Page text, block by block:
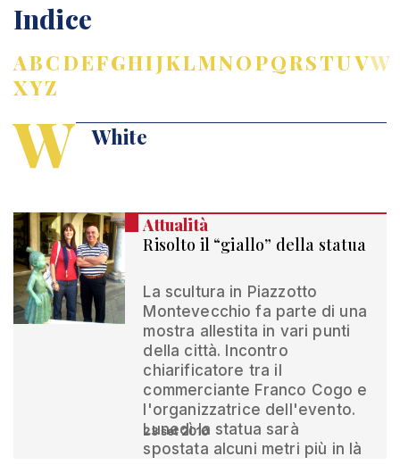
Indice
ABCDEFGHIJKLMNOPQRSTUVW
XYZ
W White
Attualità
Risolto il “giallo” della statua
La scultura in Piazzotto
Montevecchio fa parte di una
mostra allestita in vari punti
della città. Incontro
chiarificatore tra il
commerciante Franco Cogo e
l'organizzatrice dell'evento.
Lunedì la statua sarà
spostata alcuni metri più in là
23 set 2010